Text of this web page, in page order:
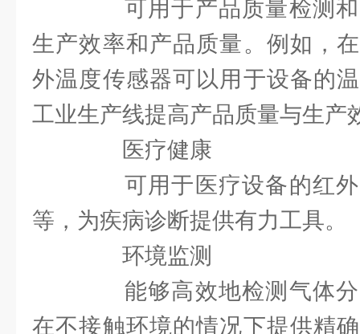
可用于产品质量检测和
生产效率和产品质量。例如，
外温度传感器可以用于设备的
工业生产线提高产品质量与生产
医疗健康
可用于医疗设备的红外
等，为疾病诊断提供有力工具。
环境监测
能够高效地检测气体分
在不接触环境的情况下提供精